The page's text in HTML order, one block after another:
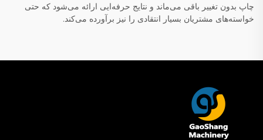
چاپ بدون تغییر باقی می‌ماند و نتایج حرفه‌ایی ارائه می‌شود که حتی
خواسته‌های مشتریان بسیار انتقادی را نیز برآورده می‌کند.